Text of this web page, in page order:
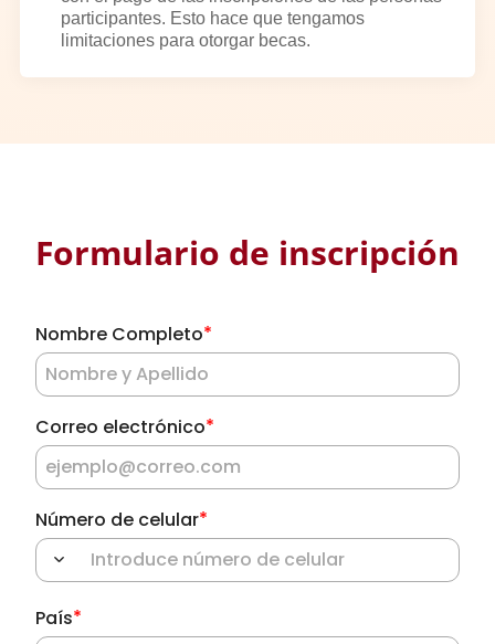
participantes. Esto hace que tengamos
limitaciones para otorgar becas.
Formulario de inscripción
Nombre Completo*
Correo electrónico*
Número de celular*
País*